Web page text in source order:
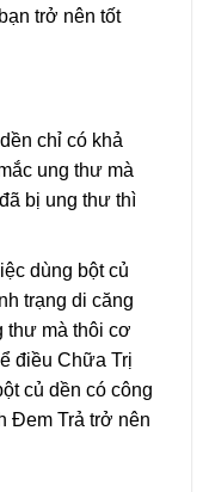
trở nên tốt
chỉ có khả
ung thư mà
bị ung thư thì
dùng bột củ
trạng di căng
thư mà thôi cơ
điều Chữa Trị
củ dền có công
Đem Trả trở nên